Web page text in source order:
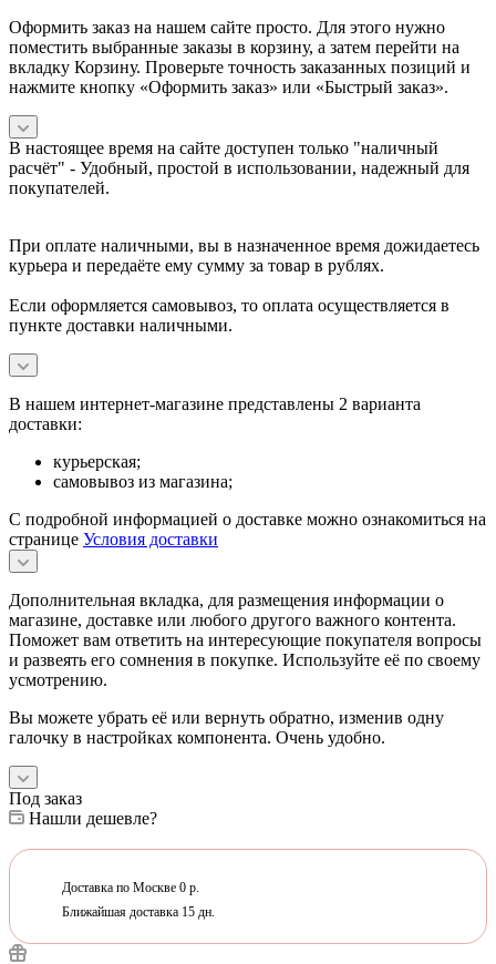
Оформить заказ на нашем сайте просто. Для этого нужно
поместить выбранные заказы в корзину, а затем перейти на
вкладку Корзину. Проверьте точность заказанных позиций и
нажмите кнопку «Оформить заказ» или «Быстрый заказ».
В настоящее время на сайте доступен только "наличный
расчёт" - Удобный, простой в использовании, надежный для
покупателей.
При оплате наличными, вы в назначенное время дожидаетесь
курьера и передаёте ему сумму за товар в рублях.
Если оформляется самовывоз, то оплата осуществляется в
пункте доставки наличными.
В нашем интернет-магазине представлены 2 варианта
доставки:
курьерская;
самовывоз из магазина;
С подробной информацией о доставке можно ознакомиться на
странице Условия доставки
Дополнительная вкладка, для размещения информации о
магазине, доставке или любого другого важного контента.
Поможет вам ответить на интересующие покупателя вопросы
и развеять его сомнения в покупке. Используйте её по своему
усмотрению.
Вы можете убрать её или вернуть обратно, изменив одну
галочку в настройках компонента. Очень удобно.
Под заказ
Нашли дешевле?
Доставка по Москве 0 р.
Ближайшая доставка 15 дн.